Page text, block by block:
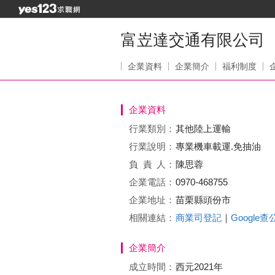
富岦達交通有限公司
企業資料 企業簡介 福利制度
企業資料
行業類別： 其他陸上運輸
行業說明： 專業機車載運.免抽油
負責 人： 陳思蓉
企業電話： 0970-468755
企業地址： 苗栗縣頭份市
相關連結： 商業司登記 ｜ Google查
企業簡介
成立時間： 西元2021年